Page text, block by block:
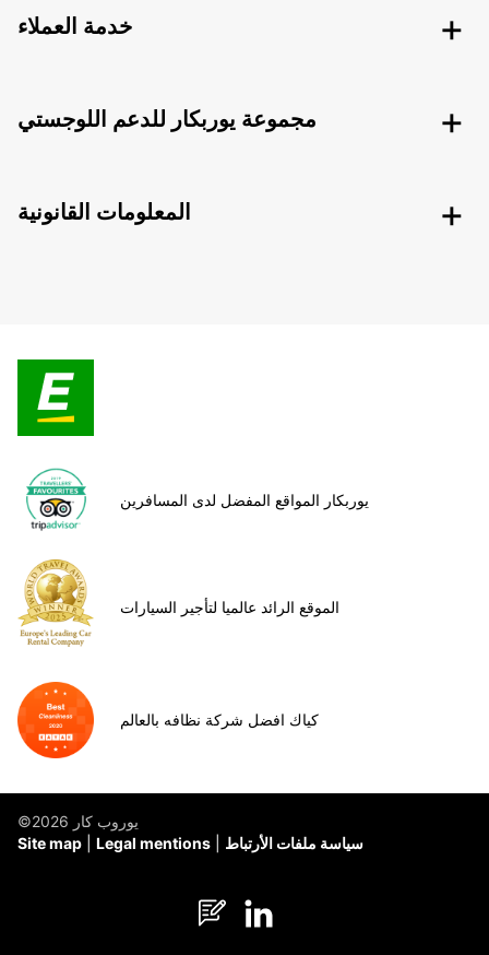
خدمة العملاء
مجموعة يوربكار للدعم اللوجستي
المعلومات القانونية
يوربكار المواقع المفضل لدى المسافرين
الموقع الرائد عالميا لتأجير السيارات
كياك افضل شركة نظافه بالعالم
©يوروب كار 2026
Site map
Legal mentions سياسة ملفات الأرتباط